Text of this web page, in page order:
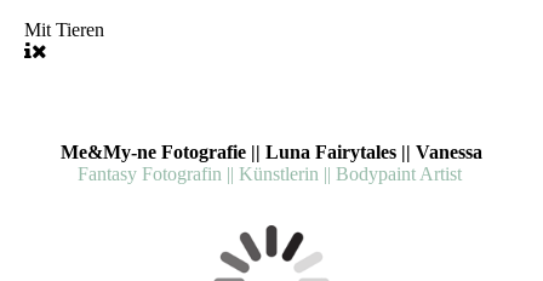
Mit Tieren
Me&My-ne Fotografie || Luna Fairytales || Vanessa
Fantasy Fotografin || Künstlerin || Bodypaint Artist